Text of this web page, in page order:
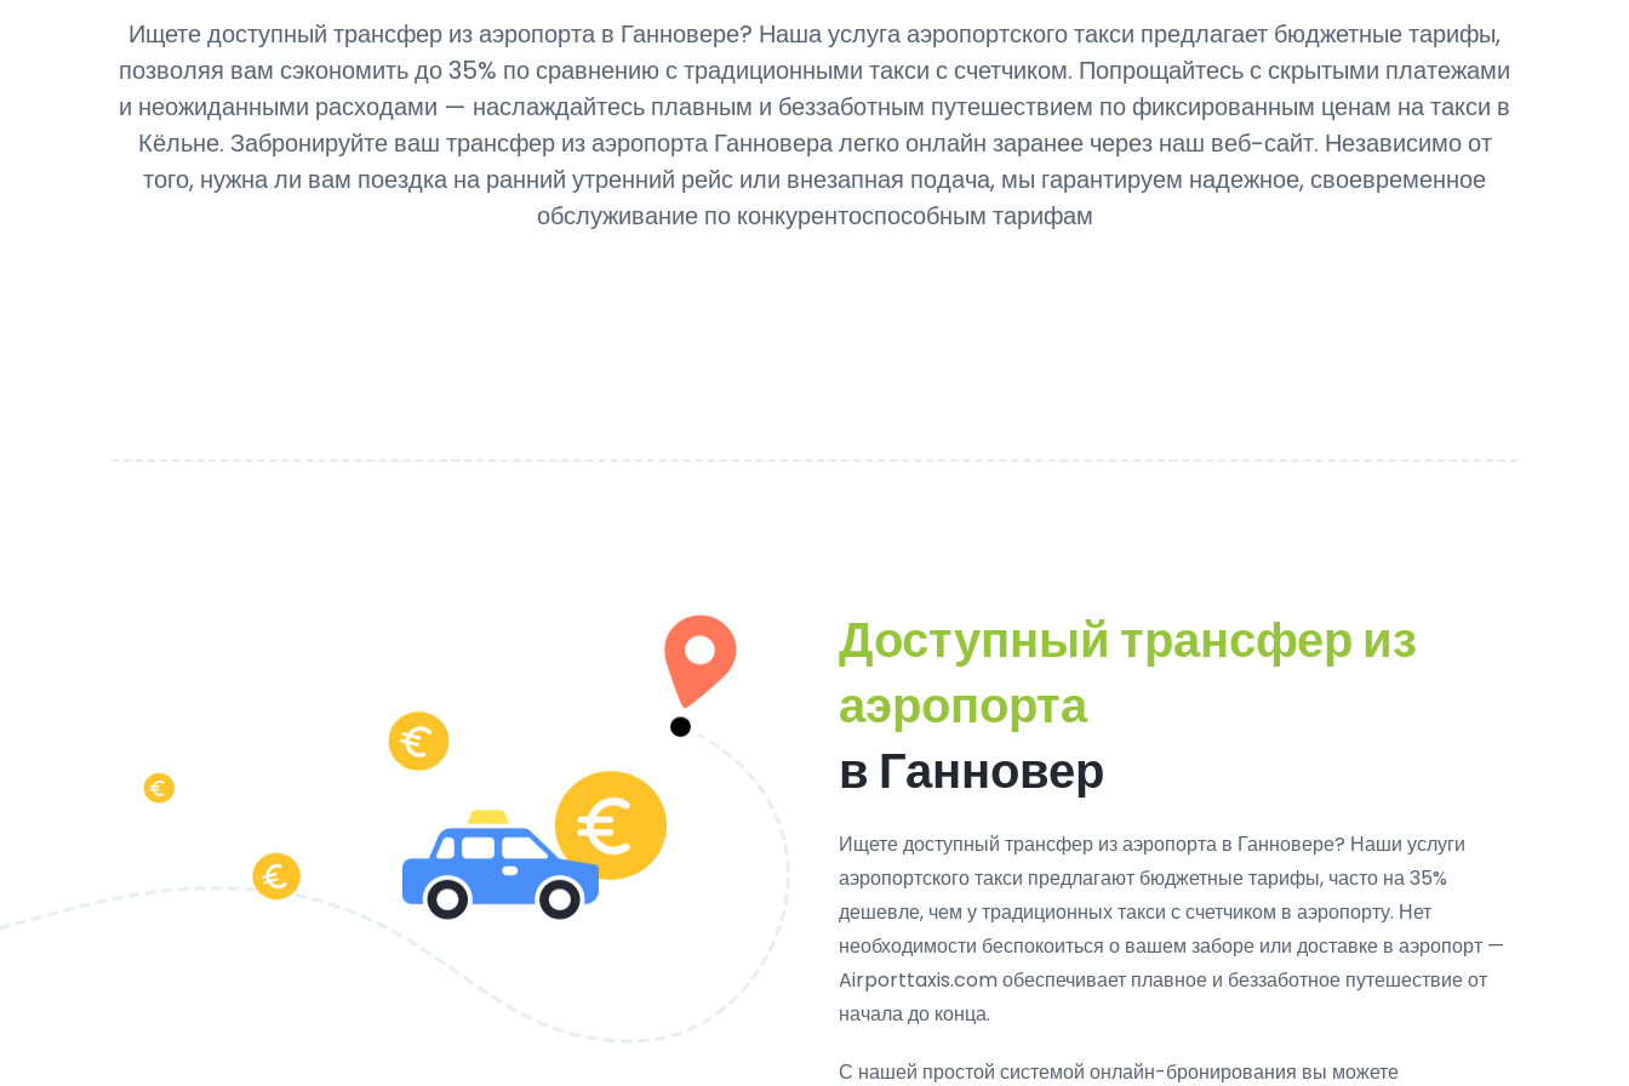
Ищете доступный трансфер из аэропорта в Ганновере? Наша услуга аэропортского такси предлагает бюджетные тарифы,
позволяя вам сэкономить до 35% по сравнению с традиционными такси с счетчиком. Попрощайтесь с скрытыми платежами
и неожиданными расходами — наслаждайтесь плавным и беззаботным путешествием по фиксированным ценам на такси в
Кёльне. Забронируйте ваш трансфер из аэропорта Ганновера легко онлайн заранее через наш веб-сайт. Независимо от
того, нужна ли вам поездка на ранний утренний рейс или внезапная подача, мы гарантируем надежное, своевременное
обслуживание по конкурентоспособным тарифам
Доступный трансфер из
аэропорта
в Ганновер
Ищете доступный трансфер из аэропорта в Ганновере? Наши услуги
аэропортского такси предлагают бюджетные тарифы, часто на 35%
дешевле, чем у традиционных такси с счетчиком в аэропорту. Нет
необходимости беспокоиться о вашем заборе или доставке в аэропорт —
Airporttaxis.com обеспечивает плавное и беззаботное путешествие от
начала до конца.
С нашей простой системой онлайн-бронирования вы можете